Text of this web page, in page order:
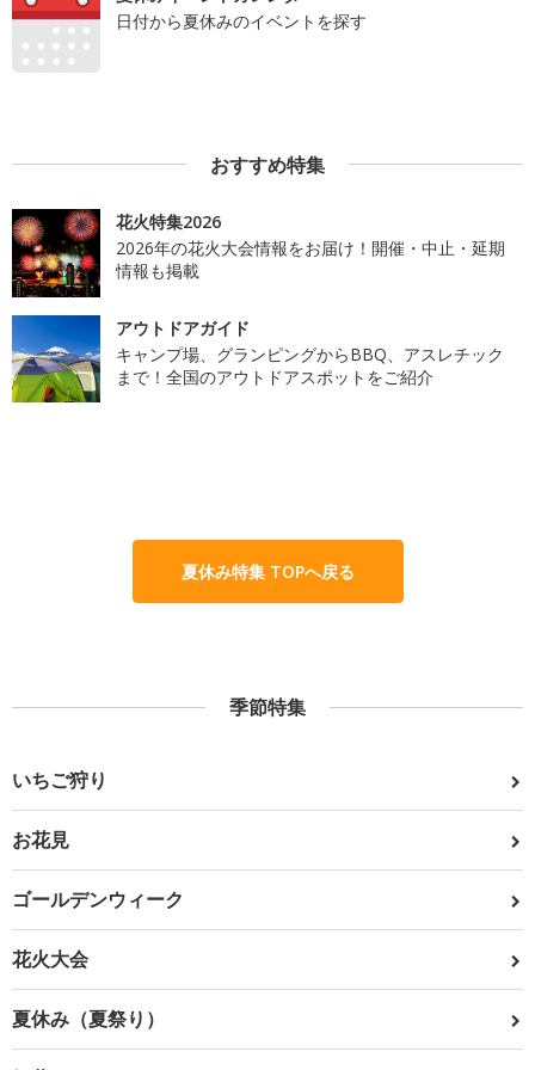
日付から夏休みのイベントを探す
おすすめ特集
花火特集2026
2026年の花火大会情報をお届け！開催・中止・延期
情報も掲載
アウトドアガイド
キャンプ場、グランピングからBBQ、アスレチック
まで！全国のアウトドアスポットをご紹介
夏休み特集 TOPへ戻る
季節特集
いちご狩り
お花見
ゴールデンウィーク
花火大会
夏休み（夏祭り）